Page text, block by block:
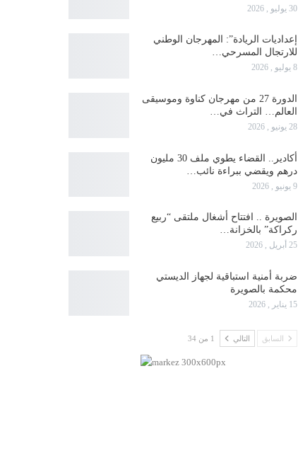
30 يوليو , 2026
إعداديات الريادة”: المهرجان الوطني
للارتجال المسرحي…
8 يوليو , 2026
الدورة 27 من مهرجان كناوة وموسيقى
العالم… التراث في…
28 يونيو , 2026
أكادير.. القضاء يطوي ملف 30 مليون
درهم ويقضي ببراءة نائب…
9 يونيو , 2026
الصويرة .. افتتاح أشغال ملتقى “ربيع
ركراكة” بالخزانة…
25 أبريل , 2026
ضربة أمنية استباقية لجهاز الديستي
محكمة بالصويرة
15 يناير , 2026
السابق التالي 1 من 34